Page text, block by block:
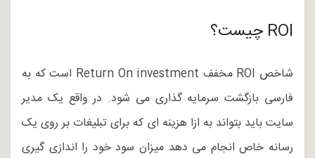
ROI چیست؟
شاخص ROI مخفف Return On investment است که به
فارسی بازگشت سرمایه گذاری می شود. در واقع یک مدیر
سایت باید بتواند به ازا هزینه ای که برای تبلیغات بر روی یک
رسانه خاص انجام می دهد میزان سود خود را اندازی گیری